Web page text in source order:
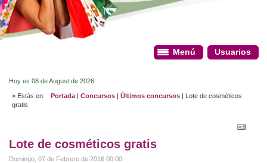
Menú
Menú Usuarios
Usuarios
Hoy es 08 de August de 2026
» Estás en: Portada | Concursos | Últimos concursos | Lote de cosméticos
gratis
Lote de cosméticos gratis
Domingo, 07 de Febrero de 2016 00:00